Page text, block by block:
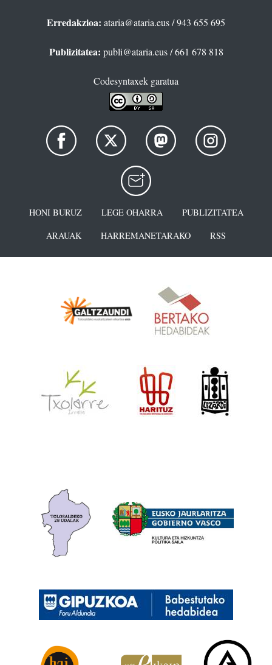
Erredakzioa: ataria@ataria.eus/ 943 655 695
Publizitatea: publi@ataria.eus/ 661 678 818
Codesyntaxek garatua
HONI BURUZ LEGE OHARRA
PUBLIZITATEA
ARAUAK
HARREMANETARAKO RSS